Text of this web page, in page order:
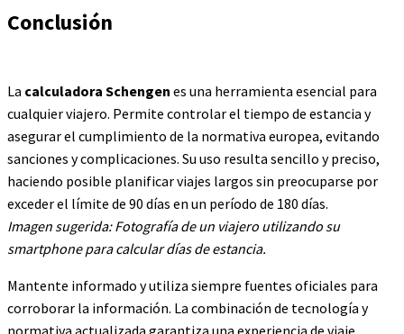
Conclusión
La calculadora Schengen es una herramienta esencial para
cualquier viajero. Permite controlar el tiempo de estancia y
asegurar el cumplimiento de la normativa europea, evitando
sanciones y complicaciones. Su uso resulta sencillo y preciso,
haciendo posible planificar viajes largos sin preocuparse por
exceder el límite de 90 días en un período de 180 días.
Imagen sugerida: Fotografía de un viajero utilizando su
smartphone para calcular días de estancia.
Mantente informado y utiliza siempre fuentes oficiales para
corroborar la información. La combinación de tecnología y
normativa actualizada garantiza una experiencia de viaje